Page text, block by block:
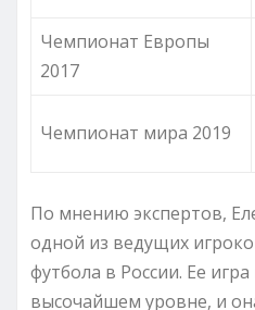
Чемпионат Европы
2017
Чемпионат мира 2019
По мнению экспертов,
одной из ведущих
футбола в России. Ее
высочайшем уровне, и